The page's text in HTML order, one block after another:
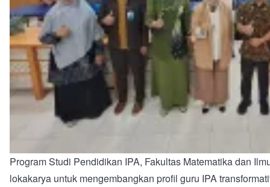
Program Studi Pendidikan IPA, Fakultas Matematika dan
lokakarya untuk mengembangkan profil guru IPA